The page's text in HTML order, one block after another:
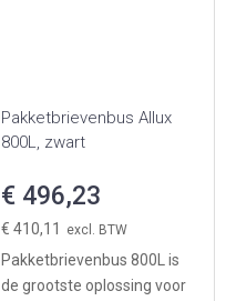
Pakketbrievenbus Allux
800L, zwart
€ 496,23
€ 410,11
Pakketbrievenbus 800L is
de grootste oplossing voor